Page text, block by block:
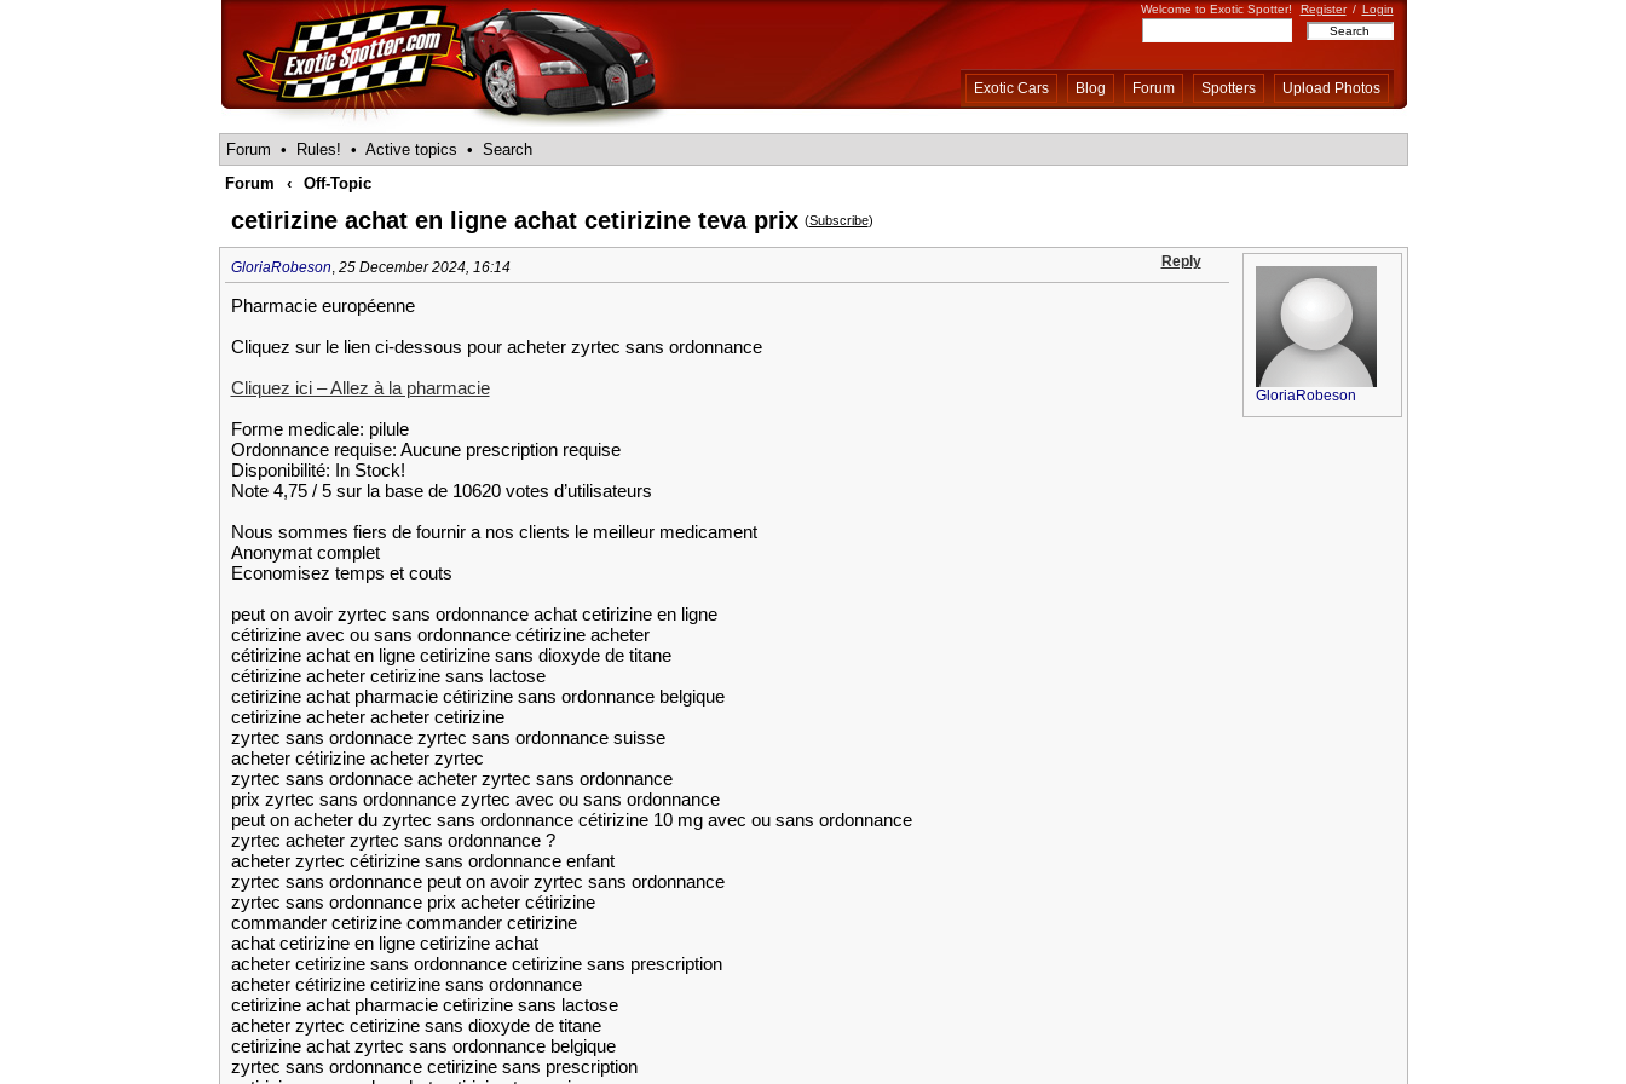
Welcome to Exotic Spotter! Register / Login
Exotic Cars Blog Forum Spotters Upload Photos
Forum • Rules! • Active topics • Search
Forum
‹ Off-Topic
cetirizine achat en ligne achat cetirizine teva prix (Subscribe)
GloriaRobeson, 25 December 2024, 16:14 Reply
Pharmacie européenne
Cliquez sur le lien ci-dessous pour acheter zyrtec sans ordonnance
Cliquez ici – Allez à la pharmacie
Forme medicale: pilule
Ordonnance requise: Aucune prescription requise
Disponibilité: In Stock!
Note 4,75 / 5 sur la base de 10620 votes d’utilisateurs
Nous sommes fiers de fournir a nos clients le meilleur medicament
Anonymat complet
Economisez temps et couts
peut on avoir zyrtec sans ordonnance achat cetirizine en ligne
cétirizine avec ou sans ordonnance cétirizine acheter
cétirizine achat en ligne cetirizine sans dioxyde de titane
cétirizine acheter cetirizine sans lactose
cetirizine achat pharmacie cétirizine sans ordonnance belgique
cetirizine acheter acheter cetirizine
zyrtec sans ordonnace zyrtec sans ordonnance suisse
acheter cétirizine acheter zyrtec
zyrtec sans ordonnace acheter zyrtec sans ordonnance
prix zyrtec sans ordonnance zyrtec avec ou sans ordonnance
peut on acheter du zyrtec sans ordonnance cétirizine 10 mg avec ou sans ordonnance
zyrtec acheter zyrtec sans ordonnance ?
acheter zyrtec cétirizine sans ordonnance enfant
zyrtec sans ordonnance peut on avoir zyrtec sans ordonnance
zyrtec sans ordonnance prix acheter cétirizine
commander cetirizine commander cetirizine
achat cetirizine en ligne cetirizine achat
acheter cetirizine sans ordonnance cetirizine sans prescription
acheter cétirizine cetirizine sans ordonnance
cetirizine achat pharmacie cetirizine sans lactose
acheter zyrtec cetirizine sans dioxyde de titane
cetirizine achat zyrtec sans ordonnance belgique
zyrtec sans ordonnance cetirizine sans prescription
GloriaRobeson